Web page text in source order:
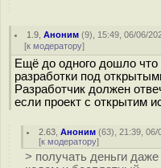
1.9 ,Аноним (9), 15:49, 06/06/
[к модератору]
Ещё до одного дошло что
разработки под
Разработчик должен
если проект с открытим
2.63 ,Аноним (63), 21:39, 06/
[к модератору]
> получать деньги